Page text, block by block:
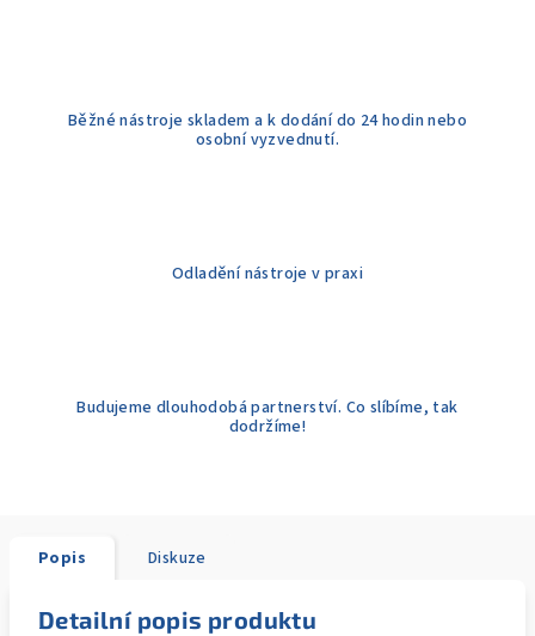
Běžné nástroje skladem a k dodání do 24 hodin nebo
osobní vyzvednutí.
Odladění nástroje v praxi
Budujeme dlouhodobá partnerství. Co slíbíme, tak
dodržíme!
Popis Diskuze
Detailní popis produktu